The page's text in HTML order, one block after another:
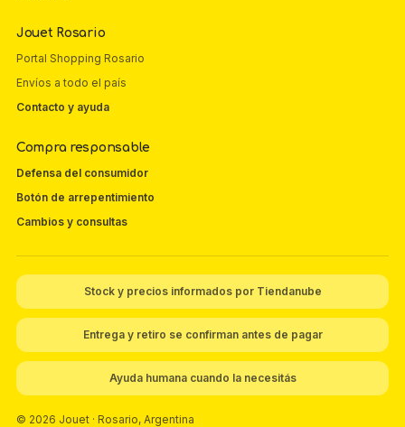
Jouet Rosario
Portal Shopping Rosario
Envíos a todo el país
Contacto y ayuda
Compra responsable
Defensa del consumidor
Botón de arrepentimiento
Cambios y consultas
Stock y precios informados por Tiendanube
Entrega y retiro se confirman antes de pagar
Ayuda humana cuando la necesitás
© 2026 Jouet · Rosario, Argentina